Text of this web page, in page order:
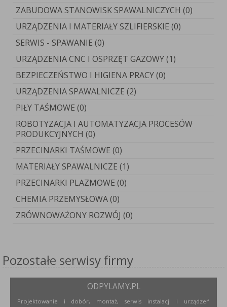
ZABUDOWA STANOWISK SPAWALNICZYCH (0)
URZĄDZENIA I MATERIAŁY SZLIFIERSKIE (0)
SERWIS - SPAWANIE (0)
URZĄDZENIA CNC I OSPRZĘT GAZOWY (1)
BEZPIECZEŃSTWO I HIGIENA PRACY (0)
URZĄDZENIA SPAWALNICZE (2)
PIŁY TAŚMOWE (0)
ROBOTYZACJA I AUTOMATYZACJA PROCESÓW
PRODUKCYJNYCH (0)
PRZECINARKI TAŚMOWE (0)
MATERIAŁY SPAWALNICZE (1)
PRZECINARKI PLAZMOWE (0)
CHEMIA PRZEMYSŁOWA (0)
ZRÓWNOWAŻONY ROZWÓJ (0)
Pozostałe serwisy firmy
ODPYLAMY.PL
Projektowanie i dobór, montaż, serwis instalacji i urządzeń